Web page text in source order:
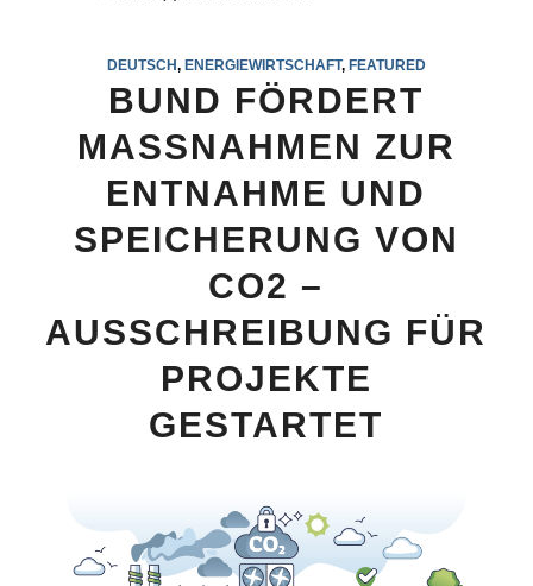
DEUTSCH, ENERGIEWIRTSCHAFT, FEATURED
BUND FÖRDERT
MASSNAHMEN ZUR
ENTNAHME UND
SPEICHERUNG VON
CO2 –
AUSSCHREIBUNG FÜR
PROJEKTE
GESTARTET